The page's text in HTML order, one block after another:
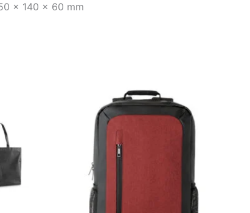
x 140 x 60 mm